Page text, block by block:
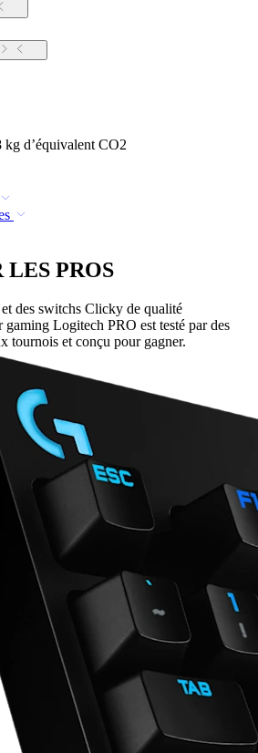
kg d’équivalent CO2
LES PROS
des switchs Clicky de qualité
Logitech PRO est testé par des
tournois et conçu pour gagner.